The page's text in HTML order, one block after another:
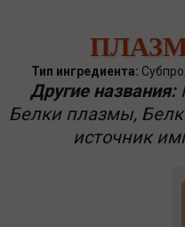
Тип ингредиента:
Другие названия:
Белки плазмы,
источник